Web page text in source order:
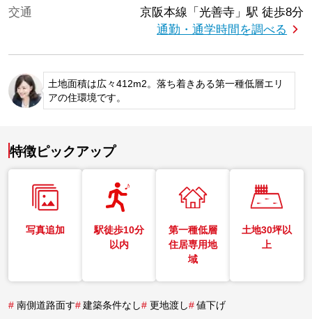
交通 京阪本線「光善寺」駅 徒歩8分
通勤・通学時間を調べる
土地面積は広々412m2。落ち着きある第一種低層エリ
アの住環境です。
特徴ピックアップ
写真追加
駅徒歩10分
以内
第一種低層
住居専用地
域
土地30坪以
上
# 南側道路面す# 建築条件なし# 更地渡し# 値下げ